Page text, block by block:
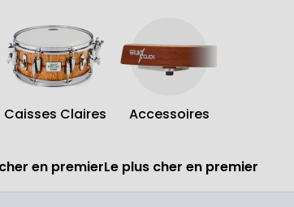
Caisses Claires Accessoires
en premierLe plus cher en premier